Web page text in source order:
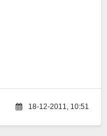
18-12-2011, 10:51